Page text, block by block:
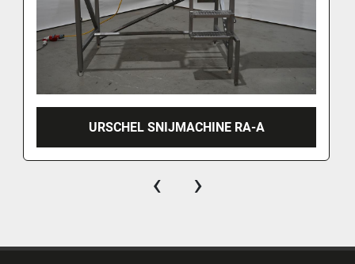
URSCHEL SNIJMACHINE RA-A
‹ ›